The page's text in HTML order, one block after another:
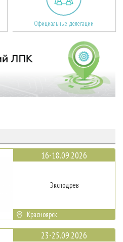
Официальные делегации
16-18.09.2026
Эксподрев
Красноярск
23-25.09.2026